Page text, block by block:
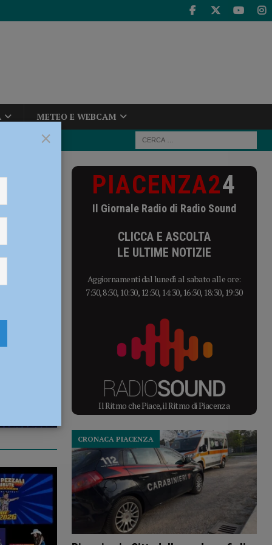
METEO E WEBCAM
spazza
PIACENZA24
Il Giornale Radio di Radio Sound
CLICCA E ASCOLTA
LE ULTIME NOTIZIE
Aggiornamenti dal lunedì al sabato alle ore:
7:30, 8:30, 10:30, 12:30, 14:30, 16:30, 18:30, 19:30
Il Ritmo che Piace, il Ritmo di Piacenza
CRONACA PIACENZA
×